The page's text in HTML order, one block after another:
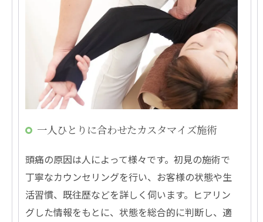
一人ひとりに合わせたカスタマイズ施術
頭痛の原因は人によって様々です。初見の施術で
丁寧なカウンセリングを行い、お客様の状態や生
活習慣、既往歴などを詳しく伺います。ヒアリン
グした情報をもとに、状態を総合的に判断し、適